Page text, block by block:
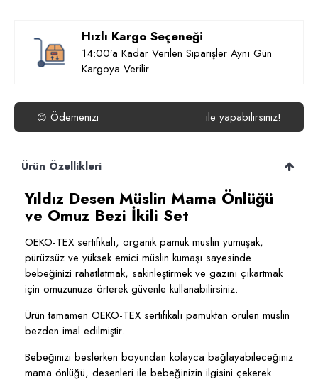
Hızlı Kargo Seçeneği
14:00’a Kadar Verilen Siparişler Aynı Gün
Kargoya Verilir
😍 Ödemenizi ile yapabilirsiniz!
Ürün Özellikleri
Yıldız Desen Müslin Mama Önlüğü
ve Omuz Bezi İkili Set
OEKO-TEX sertifikalı, organik pamuk müslin yumuşak,
pürüzsüz ve yüksek emici müslin kumaşı sayesinde
bebeğinizi rahatlatmak, sakinleştirmek ve gazını çıkartmak
için omuzunuza örterek güvenle kullanabilirsiniz.
Ürün tamamen OEKO-TEX sertifikalı pamuktan örülen müslin
bezden imal edilmiştir.
Bebeğinizi beslerken boyundan kolayca bağlayabileceğiniz
mama önlüğü, desenleri ile bebeğinizin ilgisini çekerek